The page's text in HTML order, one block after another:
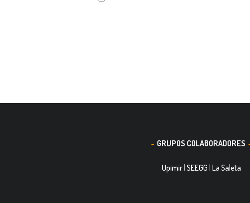
GRUPOS COLABORADORES
Upimir| SEEGG | La Saleta